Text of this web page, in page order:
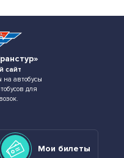
сайт
на автобусы
для
Мои билеты